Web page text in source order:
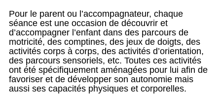
Pour le parent ou l’accompagnateur, chaque
séance est une occasion de découvrir et
d’accompagner l’enfant dans des parcours de
motricité, des comptines, des jeux de doigts, des
activités corps à corps, des activités d’orientation,
des parcours sensoriels, etc. Toutes ces activités
ont été spécifiquement aménagées pour lui afin de
favoriser et de développer son autonomie mais
aussi ses capacités physiques et corporelles.